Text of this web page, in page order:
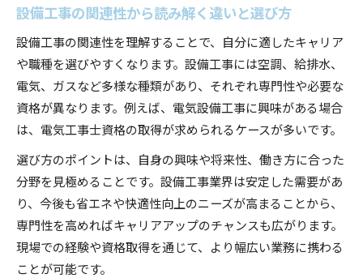
設備工事の関連性から読み解く違いと選び方
設備工事の関連性を理解することで、自分に適したキャリア
や職種を選びやすくなります。設備工事には空調、給排水、
電気、ガスなど多様な種類があり、それぞれ専門性や必要な
資格が異なります。例えば、電気設備工事に興味がある場合
は、電気工事士資格の取得が求められるケースが多いです。
選び方のポイントは、自身の興味や将来性、働き方に合った
分野を見極めることです。設備工事業界は安定した需要があ
り、今後も省エネや快適性向上のニーズが高まることから、
専門性を高めればキャリアアップのチャンスも広がります。
現場での経験や資格取得を通じて、より幅広い業務に携わる
ことが可能です。